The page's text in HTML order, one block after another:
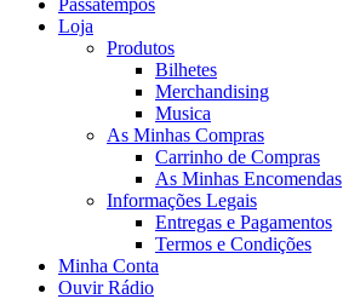
Passatempos
Loja
Produtos
Bilhetes
Merchandising
Musica
As Minhas Compras
Carrinho de Compras
As Minhas Encomendas
Informações Legais
Entregas e Pagamentos
Termos e Condições
Minha Conta
Ouvir Rádio